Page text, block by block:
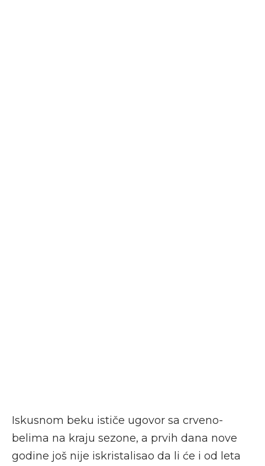
Iskusnom beku ističe ugovor sa crveno-
belima na kraju sezone, a prvih dana nove
godine još nije iskristalisao da li će i od leta